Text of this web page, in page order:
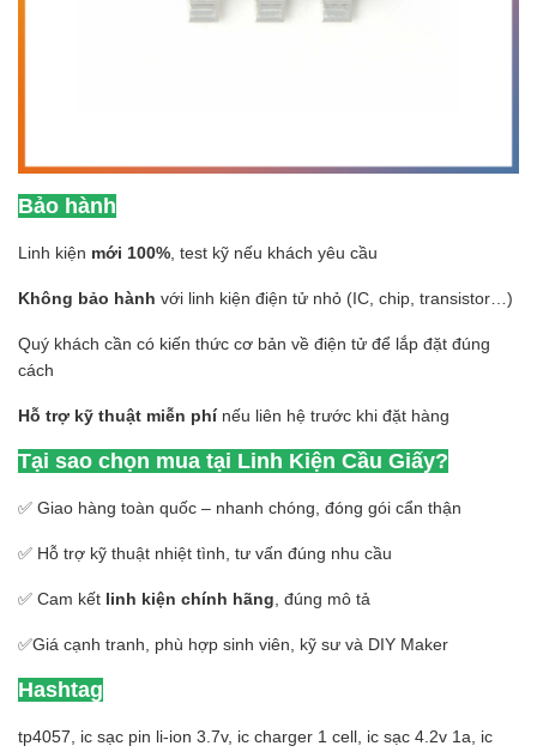
Bảo hành
Linh kiện mới 100% , test kỹ nếu khách yêu cầu
Không bảo hành với linh kiện điện tử nhỏ (IC, chip, transistor…)
Quý khách cần có kiến thức cơ bản về điện tử để lắp đặt đúng
cách
Hỗ trợ kỹ thuật miễn phínếu liên hệ trước khi đặt hàng
Tại sao chọn mua tại Linh Kiện Cầu Giấy?
✅ Giao hàng toàn quốc – nhanh chóng, đóng gói cẩn thận
✅ Hỗ trợ kỹ thuật nhiệt tình, tư vấn đúng nhu cầu
✅ Cam kết linh kiện chính hãng , đúng mô tả
✅Giá cạnh tranh, phù hợp sinh viên, kỹ sư và DIY Maker
Hashtag
tp4057, ic sạc pin li-ion 3.7v, ic charger 1 cell, ic sạc 4.2v 1a, ic